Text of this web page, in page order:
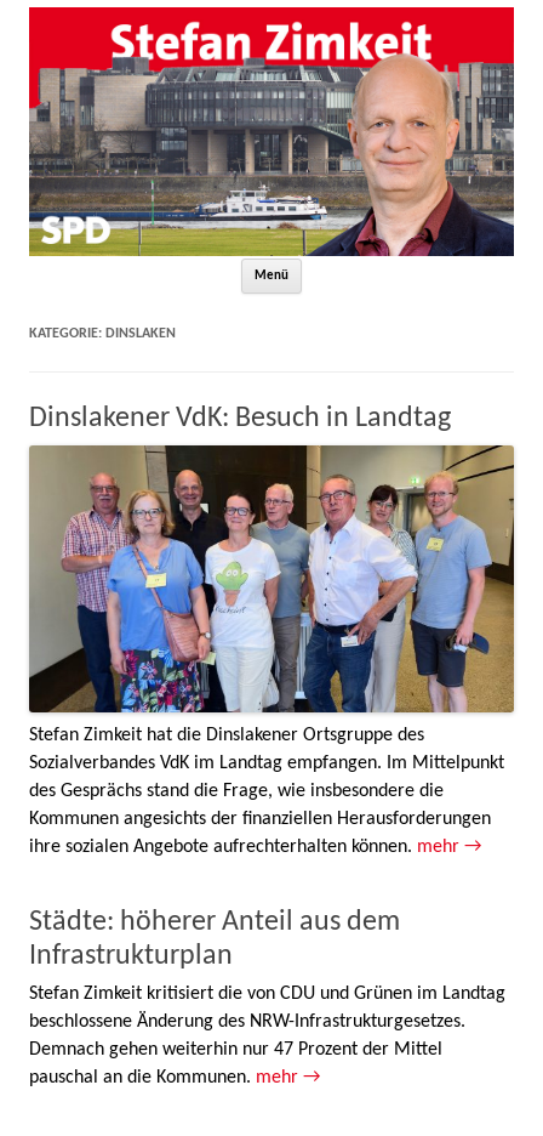
Menü
KATEGORIE: DINSLAKEN
Dinslakener VdK: Besuch in Landtag
Stefan Zimkeit hat die Dinslakener Ortsgruppe des
Sozialverbandes VdK im Landtag empfangen. Im Mittelpunkt
des Gesprächs stand die Frage, wie insbesondere die
Kommunen angesichts der finanziellen Herausforderungen
ihre sozialen Angebote aufrechterhalten können. mehr →
Städte: höherer Anteil aus dem
Infrastrukturplan
Stefan Zimkeit kritisiert die von CDU und Grünen im Landtag
beschlossene Änderung des NRW-Infrastrukturgesetzes.
Demnach gehen weiterhin nur 47 Prozent der Mittel
pauschal an die Kommunen. mehr →